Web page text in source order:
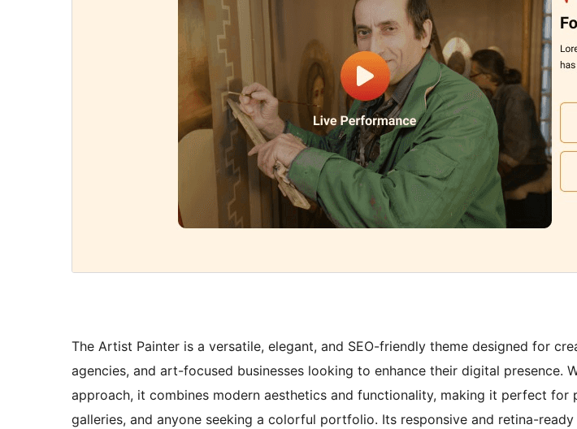
The Artist Painter is a versatile, elegant, and SEO-friendly theme designed for
agencies, and art-focused businesses looking to enhance their digital presence.
approach, it combines modern aesthetics and functionality, making it perfect for
galleries, and anyone seeking a colorful portfolio. Its responsive and retina-